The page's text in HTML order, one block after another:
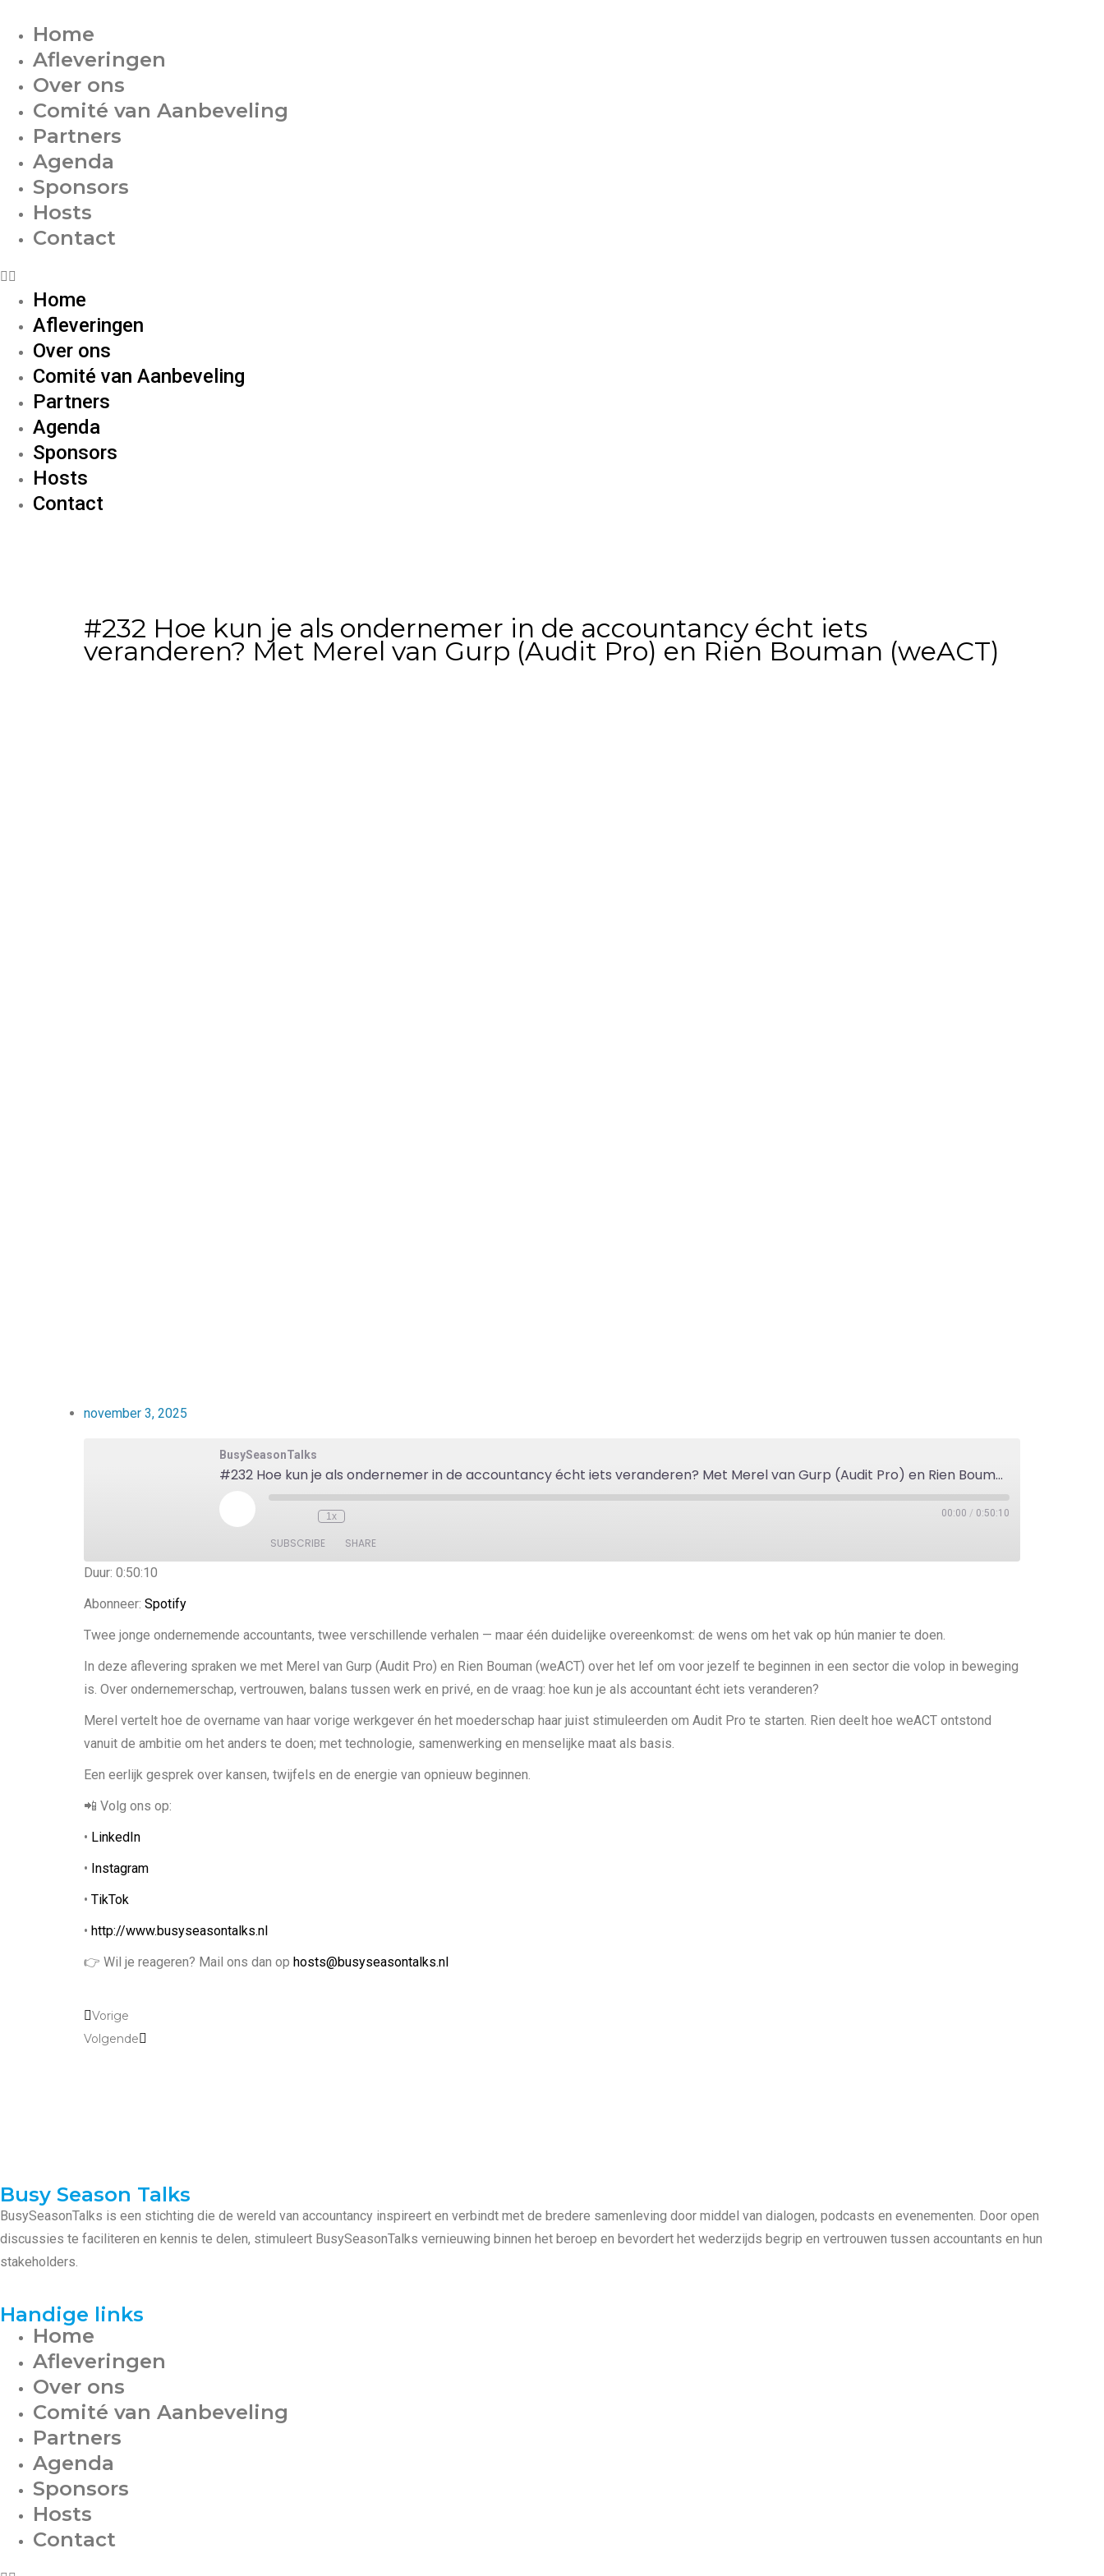
Home
Afleveringen
Over ons
Comité van Aanbeveling
Partners
Agenda
Sponsors
Hosts
Contact
Home
Afleveringen
Over ons
Comité van Aanbeveling
Partners
Agenda
Sponsors
Hosts
Contact
#232 Hoe kun je als ondernemer in de accountancy écht iets
veranderen? Met Merel van Gurp (Audit Pro) en Rien Bouman (weACT)
november 3, 2025
BusySeasonTalks
#232 Hoe kun je als ondernemer in de accountancy écht iets veranderen? Met Merel van Gurp (Audit Pro) en Rien Bouman (weACT)
1x 00:00 / 0:50:10
SUBSCRIBE SHARE
RSS FEED
LINK
EMBED
Duur: 0:50:10
Abonneer: Spotify
Twee jonge ondernemende accountants, twee verschillende verhalen — maar één duidelijke overeenkomst: de wens om het vak op hún manier te doen.
In deze aflevering spraken we met Merel van Gurp (Audit Pro) en Rien Bouman (weACT) over het lef om voor jezelf te beginnen in een sector die volop in beweging
is. Over ondernemerschap, vertrouwen, balans tussen werk en privé, en de vraag: hoe kun je als accountant écht iets veranderen?
Merel vertelt hoe de overname van haar vorige werkgever én het moederschap haar juist stimuleerden om Audit Pro te starten. Rien deelt hoe weACT ontstond
vanuit de ambitie om het anders te doen; met technologie, samenwerking en menselijke maat als basis.
Een eerlijk gesprek over kansen, twijfels en de energie van opnieuw beginnen.
📲 Volg ons op:
• LinkedIn
• Instagram
• TikTok
• http://www.busyseasontalks.nl
👉 Wil je reageren? Mail ons dan op hosts@busyseasontalks.nl
Vorige
Volgende
Busy Season Talks
BusySeasonTalks is een stichting die de wereld van accountancy inspireert en verbindt met de bredere samenleving door middel van dialogen, podcasts en evenementen. Door open
discussies te faciliteren en kennis te delen, stimuleert BusySeasonTalks vernieuwing binnen het beroep en bevordert het wederzijds begrip en vertrouwen tussen accountants en hun
stakeholders.
Handige links
Home
Afleveringen
Over ons
Comité van Aanbeveling
Partners
Agenda
Sponsors
Hosts
Contact